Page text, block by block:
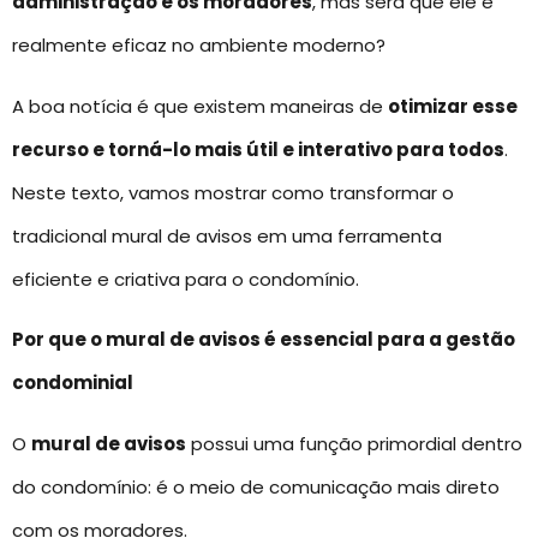
realmente eficaz no ambiente moderno?
A boa notícia é que existem maneiras de otimizar esse
recurso e torná-lo mais útil e interativo para todos.
Neste texto, vamos mostrar como transformar o
tradicional mural de avisos em uma ferramenta
eficiente e criativa para o condomínio.
Por que o mural de avisos é essencial para a gestão
condominial
O mural de avisos possui uma função primordial dentro
do condomínio: é o meio de comunicação mais direto
com os moradores.